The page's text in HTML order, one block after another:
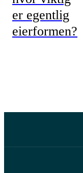
er egentlig
eierformen?